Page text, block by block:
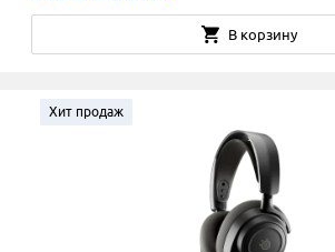
В корзину
Хит продаж